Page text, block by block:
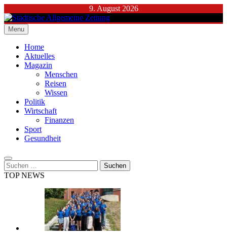
to
content
9. August 2026
Städtische Allgemeine Zeitung
Menu
Home
Aktuelles
Magazin
Menschen
Reisen
Wissen
Politik
Wirtschaft
Finanzen
Sport
Gesundheit
Suchen
nach:
TOP NEWS